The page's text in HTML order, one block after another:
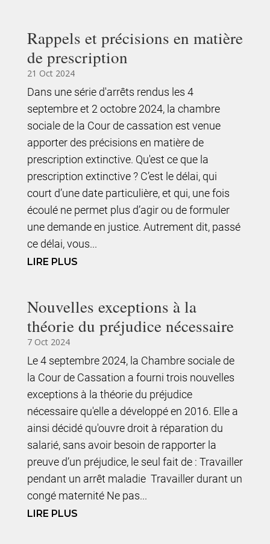
Rappels et précisions en matière
de prescription
21 Oct 2024
Dans une série d'arrêts rendus les 4
septembre et 2 octobre 2024, la chambre
sociale de la Cour de cassation est venue
apporter des précisions en matière de
prescription extinctive. Qu'est ce que la
prescription extinctive ? C’est le délai, qui
court d’une date particulière, et qui, une fois
écoulé ne permet plus d’agir ou de formuler
une demande en justice. Autrement dit, passé
ce délai, vous...
LIRE PLUS
Nouvelles exceptions à la
théorie du préjudice nécessaire
7 Oct 2024
Le 4 septembre 2024, la Chambre sociale de
la Cour de Cassation a fourni trois nouvelles
exceptions à la théorie du préjudice
nécessaire qu'elle a développé en 2016. Elle a
ainsi décidé qu'ouvre droit à réparation du
salarié, sans avoir besoin de rapporter la
preuve d’un préjudice, le seul fait de : Travailler
pendant un arrêt maladie Travailler durant un
congé maternité Ne pas...
LIRE PLUS